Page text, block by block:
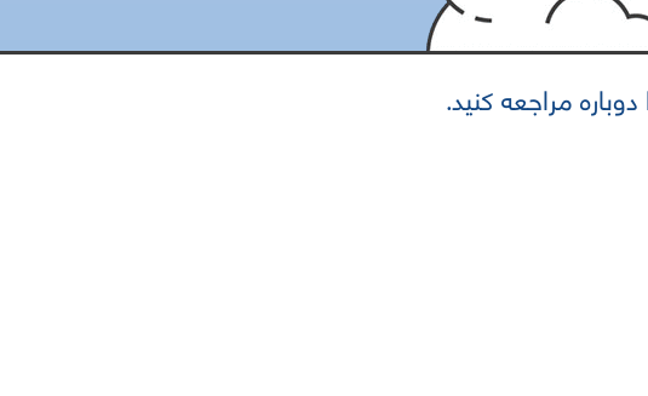
مراجعه کنید.